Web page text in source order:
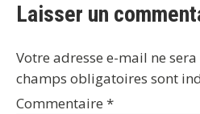
Laisser un
Votre adresse e-mail ne
champs obligatoires sont
Commentaire *